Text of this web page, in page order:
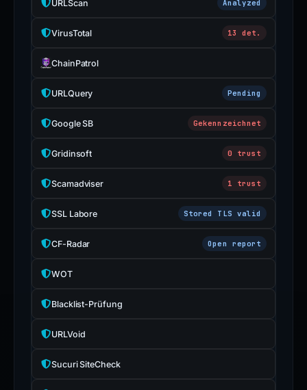
URLScan Analyzed
VirusTotal 13 det.
ChainPatrol
URLQuery Pending
Google SB Gekennzeichnet
Gridinsoft 0 trust
Scamadviser 1 trust
SSL Labore Stored TLS valid
CF-Radar Open report
WOT
Blacklist-Prüfung
URLVoid
Sucuri SiteCheck